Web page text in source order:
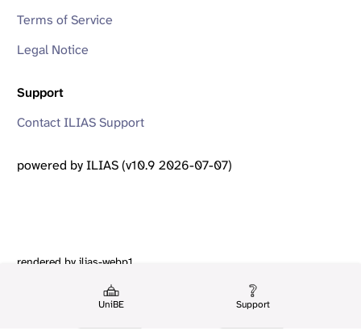
UniBE Support
Terms of Service
Legal Notice
Support
Contact ILIAS Support
powered by ILIAS (v10.9 2026-07-07)
rendered by ilias-webp1